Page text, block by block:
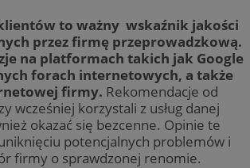
to ważny wskaźnik jakości
przez firmę przeprowadzkową.
na platformach takich jak Google
forach internetowych, a także
firmy. Rekomendacje od
wcześniej korzystali z usług danej
okazać się bezcenne. Opinie te
potencjalnych problemów i
firmy o sprawdzonej renomie.